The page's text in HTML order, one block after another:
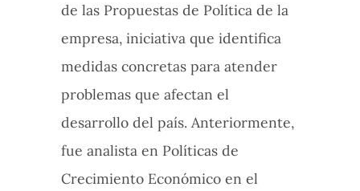
de las Propuestas de Política de la
empresa, iniciativa que identifica
medidas concretas para atender
problemas que afectan el
desarrollo del país. Anteriormente,
fue analista en Políticas de
Crecimiento Económico en el